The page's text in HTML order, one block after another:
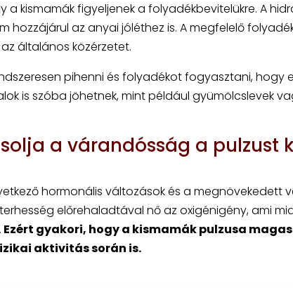
a kismamák figyeljenek a folyadékbevitelükre. A
hozzájárul az anyai jóléthez is. A megfelelő
általános közérzetet.
pihenni és folyadékot fogyasztani, hogy
is szóba jöhetnek, mint például gyümölcslevek
a várandósság a pulzust
hormonális változások és a megnövekedett
előrehaladtával nő az oxigénigény, ami
Ezért gyakori, hogy a kismamák pulzusa
aktivitás során is.